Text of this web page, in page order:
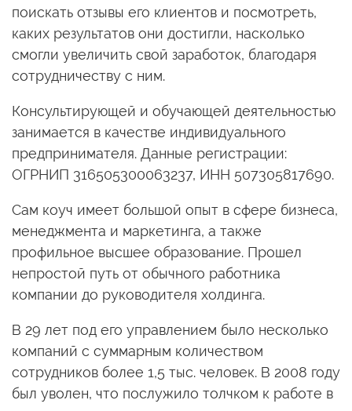
поискать отзывы его клиентов и посмотреть,
каких результатов они достигли, насколько
смогли увеличить свой заработок, благодаря
сотрудничеству с ним.
Консультирующей и обучающей деятельностью
занимается в качестве индивидуального
предпринимателя. Данные регистрации:
ОГРНИП 316505300063237, ИНН 507305817690.
Сам коуч имеет большой опыт в сфере бизнеса,
менеджмента и маркетинга, а также
профильное высшее образование. Прошел
непростой путь от обычного работника
компании до руководителя холдинга.
В 29 лет под его управлением было несколько
компаний с суммарным количеством
сотрудников более 1,5 тыс. человек. В 2008 году
был уволен, что послужило толчком к работе в